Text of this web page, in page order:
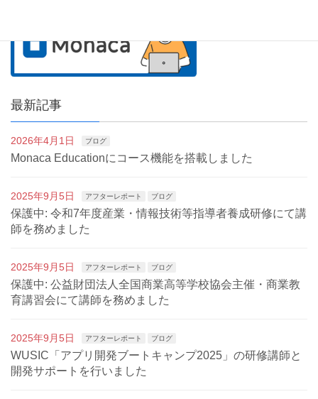
最新記事
2026年4月1日 ブログ
Monaca Educationにコース機能を搭載しました
2025年9月5日 アフターレポート ブログ
保護中: 令和7年度産業・情報技術等指導者養成研修にて講
師を務めました
2025年9月5日 アフターレポート ブログ
保護中: 公益財団法人全国商業高等学校協会主催・商業教
育講習会にて講師を務めました
2025年9月5日 アフターレポート ブログ
WUSIC「アプリ開発ブートキャンプ2025」の研修講師と
開発サポートを行いました